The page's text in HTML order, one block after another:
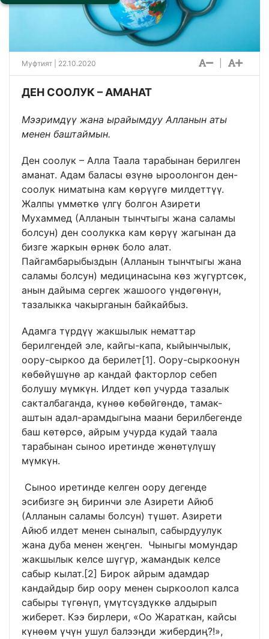
Муфтият | 22.10.2020
ДЕН СООЛУК – АМАНАТ
Мээримдүү жана ырайымдуу Алланын аты
менен баштаймын.
Ден соолук – Алла Таала тарабынан берилген
аманат. Адам баласы өзүнө ыроолонгон ден-
соолук ниматына кам көрүүгө милдеттүү.
Жалпы үммөткө үлгү болгон Азирети
Мухаммед (Алланын тынчтыгы жана саламы
болсун) ден соолукка кам көрүү жагынан да
бизге жаркын өрнөк боло алат.
Пайгамбарыбыздын (Алланын тынчтыгы жана
саламы болсун) медицинасына көз жүгүртсөк,
анын дайыма сергек жашоого үндөгөнүн,
тазалыкка чакырганын байкайбыз.
Адамга түрдүү жакшылык нематтар
берилгендей эле, кайгы-капа, кыйынчылык,
оору-сыркоо да берилет[1]. Оору-сыркоонун
көбөйүшүнө ар кандай факторлор себеп
болушу мүмкүн. Илдет көп учурда тазалык
сакталбаганда, күнөө көбөйгөндө, тамак-
аштын адал-арамдыгына маани берилбегенде
баш көтөрсө, айрым учурда кудай таала
тарабынан сыноо иретинде жөнөтүлүшү
мүмкүн.
Сыноо иретинде келген оору дегенде
эсибизге эң биринчи эле Азирети Айюб
(Алланын саламы болсун) түшөт. Азирети
Айюб илдет менен сыналып, сабырдуулук
жана дуба менен жеңген. Чыныгы момундар
жакшылык келсе шүгүр, жамандык келсе
сабыр кылат. [2] Бирок айрым адамдар
кандайдыр бир оору менен сыркоолоп калса
сабыры түгөнүп, үмүтсүздүккө алдырып
жиберет. Кээ бирлери, «Оо Жараткан, кайсы
күнөөм үчүн ушул балээңди жибердиң?!»,